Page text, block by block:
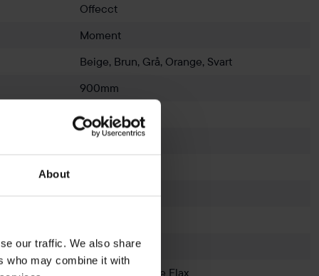
About
our traffic. We also share
who may combine it with
Offecct
Moment
Beige, Brun, Grå, Orange, Svart
900mm
670mm
730mm
Svart
Skrivplatta
Camira Main Line Flax